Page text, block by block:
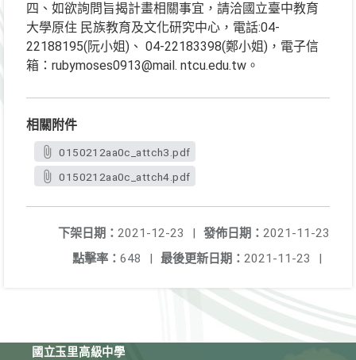
四、如欲詢問旨揭計畫相關事宜，請洽國立臺中教育
大學原住 民族教育及文化研究中心，電話:04-
22188195(阮小姐)、 04-22183398(鄭小姐)，電子信
箱：rubymoses0913@mail. ntcu.edu.tw。
相關附件
0150212aa0c_attch3.pdf
0150212aa0c_attch4.pdf
發佈日期： 2021-11-23
下架日期： 2021-12-23
|
最後更新日期： 2021-11-23 |
點擊率： 648 |
國立玉里高級中學